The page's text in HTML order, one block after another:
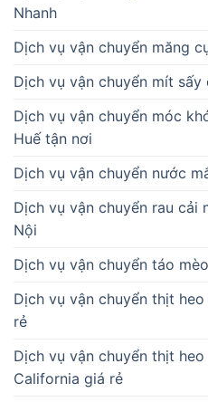
Nhanh
Dịch vụ vận chuyển măng
Dịch vụ vận chuyển mít sấy
Dịch vụ vận chuyển móc
Huế tận nơi
Dịch vụ vận chuyển nước
Dịch vụ vận chuyển rau cải
Nội
Dịch vụ vận chuyển táo
Dịch vụ vận chuyển thịt
rẻ
Dịch vụ vận chuyển thịt
California giá rẻ